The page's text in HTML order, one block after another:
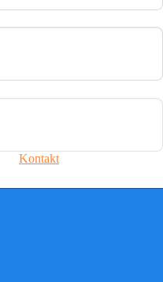
Kontakt